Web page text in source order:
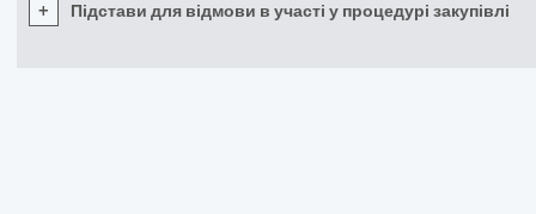
+ Підстави для відмови в участі у процедурі закупівлі